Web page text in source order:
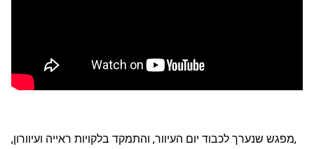
,מפגש שנערך לכבוד יום העיוור, והתמקד בלקויות ראייה ועיוורון,